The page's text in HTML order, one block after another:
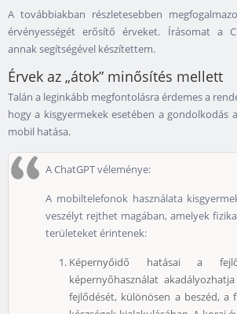
A továbbiakban részletesebben
érvényességét erősítő érveket. Írásomat a
annak segítségével készítettem.
Érvek az „átok” minősítés mellett
Talán a leginkább megfontolásra érdemes a
hogy a kisgyermekek esetében a gondolkodás
mobil hatása.
A ChatGPT véleménye:
A mobiltelefonok használata
veszélyt rejthet magában, amelyek
területeket érintenek:
Képernyőidő hatásai a
képernyőhasználat
fejlődését, különösen a beszéd, a